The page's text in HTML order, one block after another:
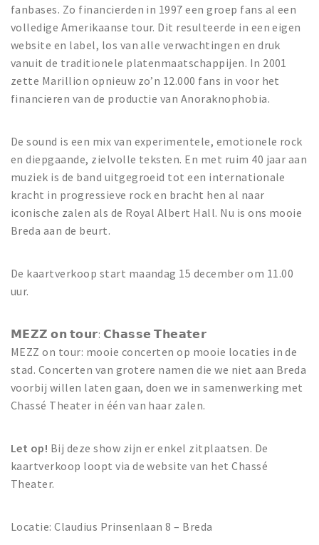
fanbases. Zo financierden in 1997 een groep fans al een
volledige Amerikaanse tour. Dit resulteerde in een eigen
website en label, los van alle verwachtingen en druk
vanuit de traditionele platenmaatschappijen. In 2001
zette Marillion opnieuw zo’n 12.000 fans in voor het
financieren van de productie van Anoraknophobia.
De sound is een mix van experimentele, emotionele rock
en diepgaande, zielvolle teksten. En met ruim 40 jaar aan
muziek is de band uitgegroeid tot een internationale
kracht in progressieve rock en bracht hen al naar
iconische zalen als de Royal Albert Hall. Nu is ons mooie
Breda aan de beurt.
De kaartverkoop start maandag 15 december om 11.00
uur.
𝗠𝗘𝗭𝗭 𝗼𝗻 𝘁𝗼𝘂𝗿: 𝗖𝗵𝗮𝘀𝘀𝗲 𝗧𝗵𝗲𝗮𝘁𝗲𝗿
MEZZ on tour: mooie concerten op mooie locaties in de
stad. Concerten van grotere namen die we niet aan Breda
voorbij willen laten gaan, doen we in samenwerking met
Chassé Theater in één van haar zalen.
Let op! Bij deze show zijn er enkel zitplaatsen. De
kaartverkoop loopt via de website van het Chassé
Theater.
Locatie: Claudius Prinsenlaan 8 – Breda